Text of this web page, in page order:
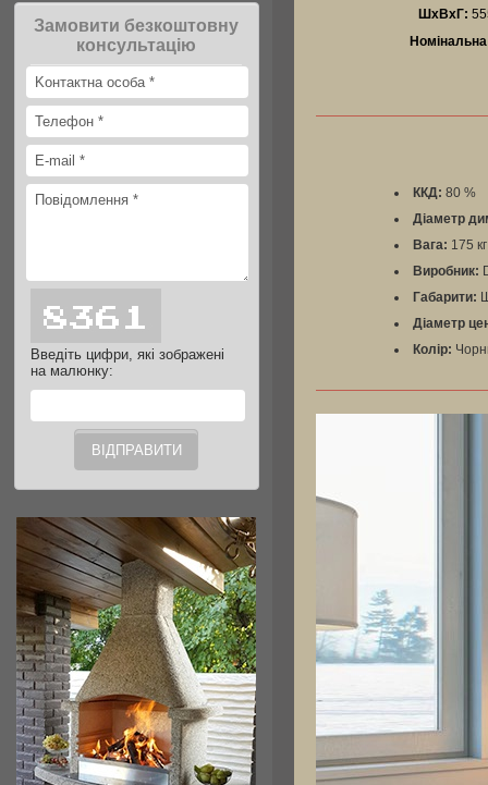
Замовити безкоштовну
консультацію
Введіть цифри, які зображені
на малюнку:
ШхВхГ:
ККД: 80 %
Діаметр
Вага: 175 кг
Виробник:
Габарити:
Діаметр
Колір: